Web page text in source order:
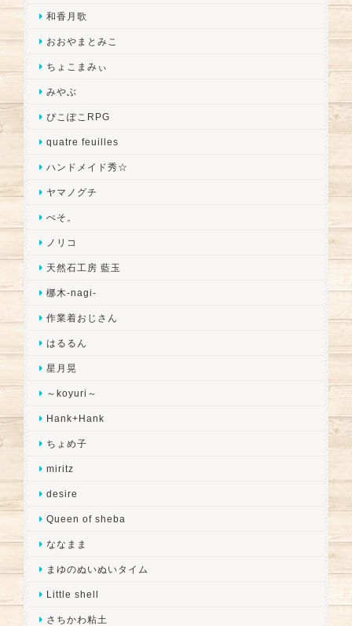
和香月歌
おおやまとみこ
ちょこまみぃ
みやぶ
ぴこぽこRPG
quatre feuilles
ハンドメイド秀☆
ヤマノグチ
ぺそ。
ノリコ
天然石工房 藍玉
梛木-nagi-
作業着おじさん
はるるん
星月晃
～koyuri～
Hank+Hank
ちょめ子
miritz
desire
Queen of sheba
ななまま
まゆのぬいぬいタイム
Little shell
さちかわ粘土